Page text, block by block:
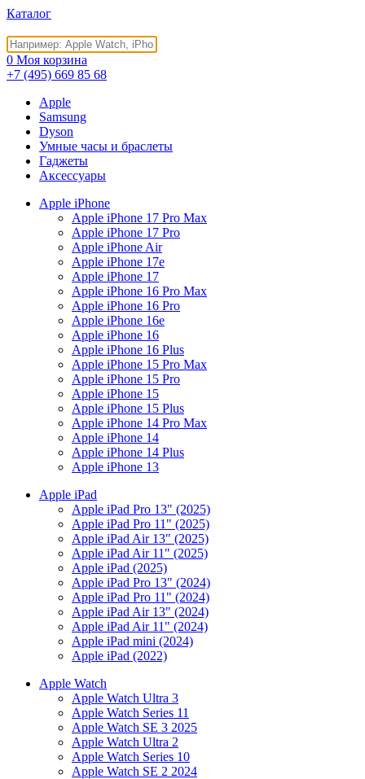
Каталог
0 Моя корзина
+7 (495) 669 85 68
Apple
Samsung
Dyson
Умные часы и браслеты
Гаджеты
Аксессуары
Apple iPhone
Apple iPhone 17 Pro Max
Apple iPhone 17 Pro
Apple iPhone Air
Apple iPhone 17e
Apple iPhone 17
Apple iPhone 16 Pro Max
Apple iPhone 16 Pro
Apple iPhone 16e
Apple iPhone 16
Apple iPhone 16 Plus
Apple iPhone 15 Pro Max
Apple iPhone 15 Pro
Apple iPhone 15
Apple iPhone 15 Plus
Apple iPhone 14 Pro Max
Apple iPhone 14
Apple iPhone 14 Plus
Apple iPhone 13
Apple iPad
Apple iPad Pro 13" (2025)
Apple iPad Pro 11" (2025)
Apple iPad Air 13" (2025)
Apple iPad Air 11" (2025)
Apple iPad (2025)
Apple iPad Pro 13" (2024)
Apple iPad Pro 11" (2024)
Apple iPad Air 13" (2024)
Apple iPad Air 11" (2024)
Apple iPad mini (2024)
Apple iPad (2022)
Apple Watch
Apple Watch Ultra 3
Apple Watch Series 11
Apple Watch SE 3 2025
Apple Watch Ultra 2
Apple Watch Series 10
Apple Watch SE 2 2024